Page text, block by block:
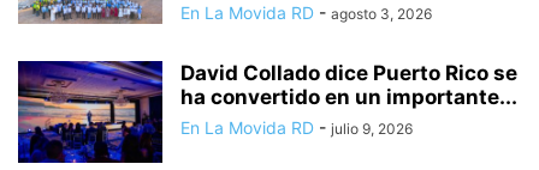
En La Movida RD - agosto 3, 2026
David Collado dice Puerto Rico se
ha convertido en un importante...
En La Movida RD - julio 9, 2026